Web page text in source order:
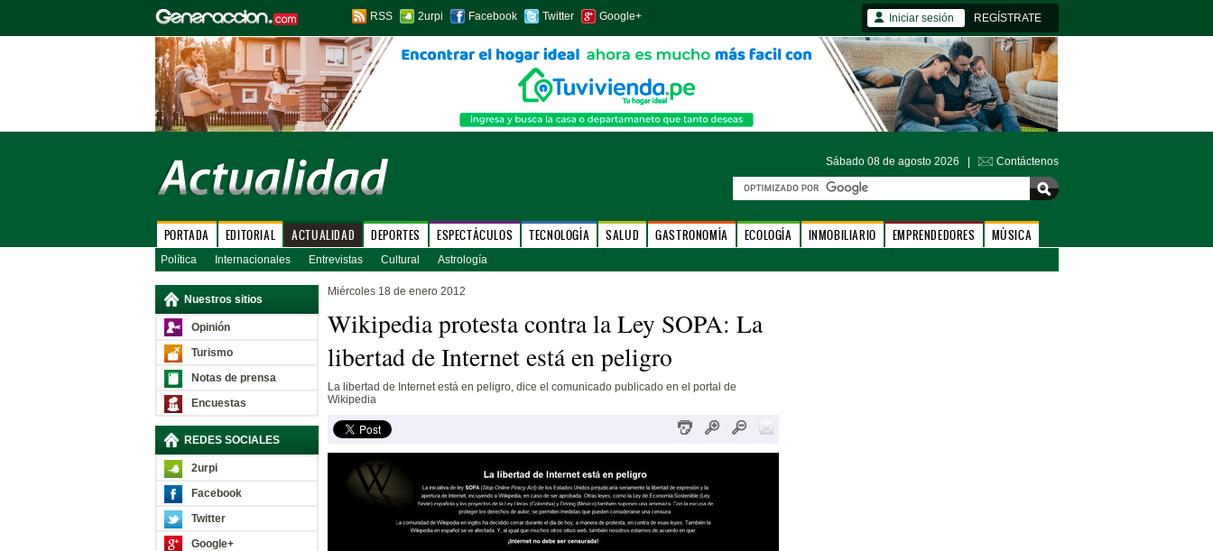
RSS 2urpi Facebook Twitter Google+ Iniciar sesión REGÍSTRATE
Sábado 08 de agosto 2026 | Contáctenos
PORTADA EDITORIAL ACTUALIDAD DEPORTES ESPECTÁCULOS TECNOLOGÍA SALUD GASTRONOMÍA ECOLOGÍA INMOBILIARIO EMPRENDEDORES MÚSICA
Política Internacionales Entrevistas Cultural Astrología
Nuestros sitios
Opinión
Turismo
Notas de prensa
Encuestas
REDES SOCIALES
2urpi
Facebook
Twitter
Google+
Miércoles 18 de enero 2012
Wikipedia protesta contra la Ley SOPA: La
libertad de Internet está en peligro
La libertad de Internet está en peligro, dice el comunicado publicado en el portal de
Wikipedia